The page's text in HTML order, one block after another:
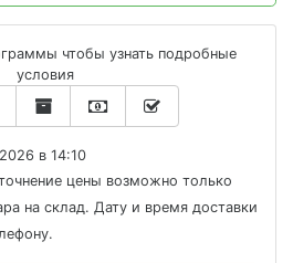
чтобы узнать подробные
условия
в 14:10
цены возможно только
на склад. Дату и время доставки